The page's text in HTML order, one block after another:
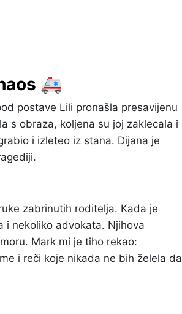
🚑
postave Lili pronašla presavijenu
s obraza, koljena su joj zaklecala i
i izleteo iz stana. Dijana je
zabrinutih roditelja. Kada je
i nekoliko advokata. Njihova
Mark mi je tiho rekao:
i reči koje nikada ne bih želela da